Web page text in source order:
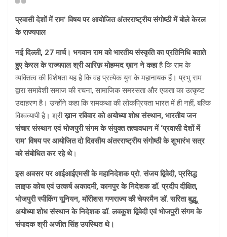
प्रवासी देशों में राम’ विषय पर आयोजित अंतरराष्ट्रीय संगोष्ठी में बोले केरल
के राज्यपाल
नई दिल्ली, 27 मार्च। भगवान राम को भारतीय संस्कृति का प्रतिनिधि बताते
हुए केरल के राज्यपाल श्री आरिफ़ मोहम्मद ख़ान ने कहाहै कि राम के
व्यक्तित्व की विशेषता यह है कि वह प्रत्येक युग के महानायक हैं। प्रभु राम
द्वारा समावेशी समाज की रचना, सामाजिक समरसता और एकता का उत्कृष्ट
उदाहरण है। उन्होंने कहा कि रामकथा की लोकप्रियता भारत में ही नहीं, बल्कि
विश्वव्यापी है। श्रीख़ान रविवार को अयोध्या शोध संस्थान, भारतीय जन
संचार संस्थान एवं भोजपुरी संगम के संयुक्त तत्वावधान में ‘प्रवासी देशों में
राम’ विषय पर आयोजित दो दिवसीय अंतरराष्ट्रीय संगोष्ठी के शुभारंभ सत्र
को संबोधित कर रहे थे।
इस अवसर पर आईआईएमसी के महानिदेशक प्रो. संजय द्विवेदी, प्रसिद्ध
लाइफ कोच एवं उत्कर्ष अकादमी, कानपुर के निदेशक डॉ. प्रदीप दीक्षित,
भोजपुरी स्पीकिंग यूनियन, मॉरीशस गणराज्य की चेयरमैन डॉ. सरिता बुद्धू,
अयोध्या शोध संस्थान के निदेशक डॉ. लवकुश द्विवेदी एवं भोजपुरी संगम के
संपादक श्री अजीत सिंह उपस्थित थे।